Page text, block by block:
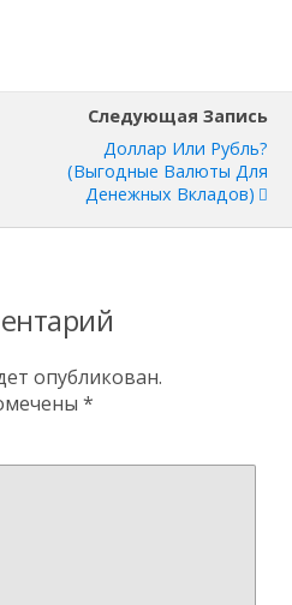
Следующая Запись
Доллар Или Рубль?
(выгодные Валюты Для
Денежных Вкладов)
опубликован.
*